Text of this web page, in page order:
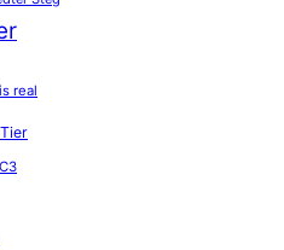
real
Tier